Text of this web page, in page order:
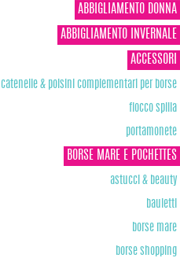
ABBIGLIAMENTO DONNA
ABBIGLIAMENTO INVERNALE
ACCESSORI
catenelle & polsini complementari per borse
fiocco spilla
portamonete
BORSE MARE E POCHETTES
astucci & beauty
bauletti
borse mare
borse shopping